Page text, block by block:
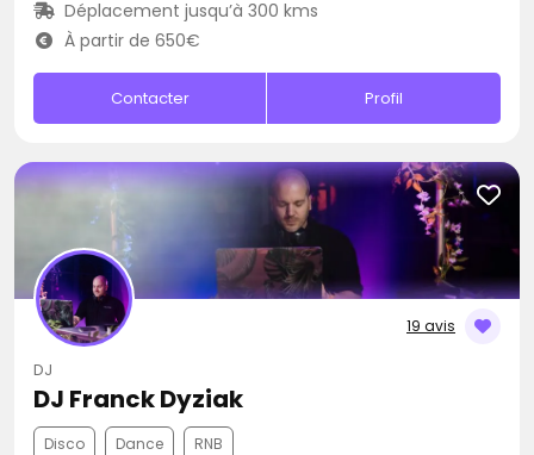
Déplacement jusqu’à 300 kms
À partir de 650€
Contacter Profil
19 avis
DJ
DJ Franck Dyziak
Disco Dance RNB